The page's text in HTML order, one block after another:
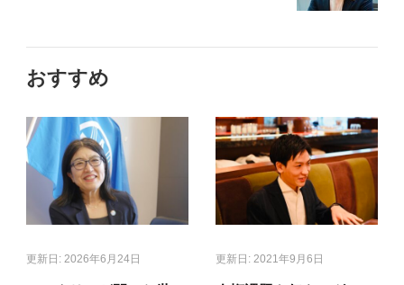
おすすめ
更新日: 2026年6月24日 更新日: 2021年9月6日